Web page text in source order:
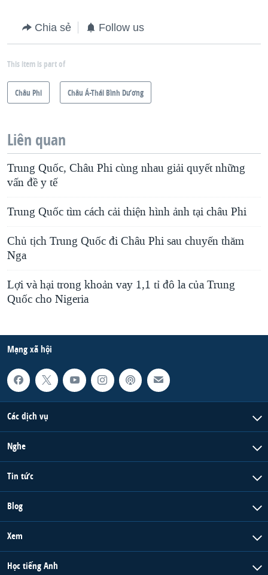
Chia sẻ Follow us
This item is part of
Châu Phi Châu Á-Thái Bình Dương
Liên quan
Trung Quốc, Châu Phi cùng nhau giải quyết những
vấn đề y tế
Trung Quốc tìm cách cải thiện hình ảnh tại châu Phi
Chủ tịch Trung Quốc đi Châu Phi sau chuyến thăm
Nga
Lợi và hại trong khoản vay 1,1 tỉ đô la của Trung
Quốc cho Nigeria
Mạng xã hội
Các dịch vụ
Nghe
Tin tức
Blog
Xem
Học tiếng Anh